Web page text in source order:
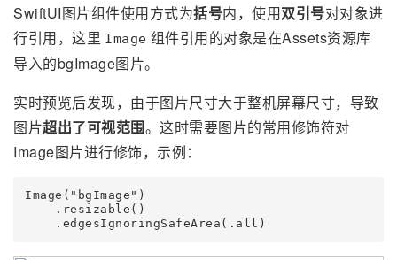
SwiftUI图片组件使用方式为括号内，使用双引号对对象进
行引用，这里 Image 组件引用的对象是在Assets资源库
导入的bgImage图片。
实时预览后发现，由于图片尺寸大于整机屏幕尺寸，导致
图片超出了可视范围。这时需要图片的常用修饰符对
Image图片进行修饰，示例：
Image("bgImage")
    .resizable()